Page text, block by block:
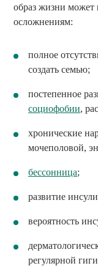
образ жизни может
осложнениям:
полное
создать семью;
постепенное
социофобии,
хронические
мочеполовой,
бессонница;
развитие
вероятность
регулярной